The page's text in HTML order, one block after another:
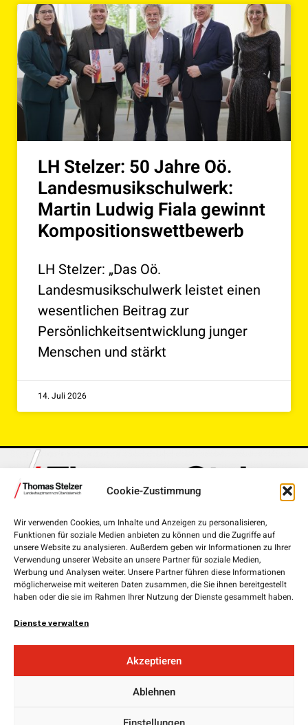
Cookie-Zustimmung
Wir verwenden Cookies, um Inhalte und Anzeigen zu personalisieren,
Funktionen für soziale Medien anbieten zu können und die Zugriffe auf
unsere Website zu analysieren. Außerdem geben wir Informationen zu Ihrer
Verwendung unserer Website an unsere Partner für soziale Medien,
Werbung und Analysen weiter. Unsere Partner führen diese Informationen
möglicherweise mit weiteren Daten zusammen, die Sie ihnen bereitgestellt
haben oder die sie im Rahmen Ihrer Nutzung der Dienste gesammelt haben.
Dienste verwalten
Akzeptieren
Ablehnen
LH Stelzer: 50 Jahre Oö.
Landesmusikschulwerk:
Martin Ludwig Fiala gewinnt
Kompositionswettbewerb
LH Stelzer: „Das Oö.
Landesmusikschulwerk leistet einen
wesentlichen Beitrag zur
Persönlichkeitsentwicklung junger
Menschen und stärkt
14. Juli 2026
Landhausplatz 1, 4020 Linz
+43 732 7720-111 00
lh.stelzer@ooe.gv.at
4020 Linz
Landesgeschäftsführer:
Mag. FlorianHiegelsberger
Impressum